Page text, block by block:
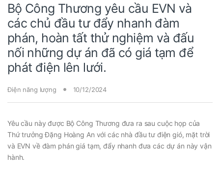
Bộ Công Thương yêu cầu EVN và
các chủ đầu tư đẩy nhanh đàm
phán, hoàn tất thử nghiệm và đấu
nối những dự án đã có giá tạm để
phát điện lên lưới.
Điện năng lượng 10/12/2024
Yêu cầu này được Bộ Công Thương đưa ra sau cuộc họp của
Thứ trưởng Đặng Hoàng An với các nhà đầu tư điện gió, mặt trời
và EVN về đàm phán giá tạm, đẩy nhanh đưa các dự án này vận
hành.